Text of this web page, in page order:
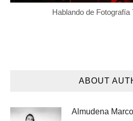
Hablando de Fotografía
ABOUT
Almudena